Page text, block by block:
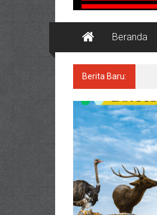
Beranda
Berita Baru: